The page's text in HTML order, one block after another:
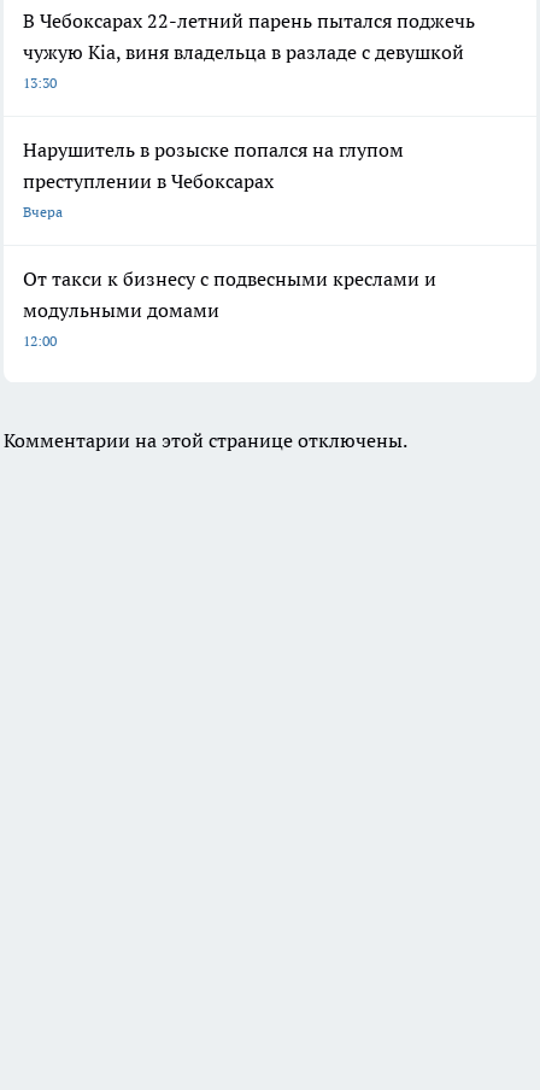
В Чебоксарах 22-летний парень пытался поджечь
чужую Kia, виня владельца в разладе с девушкой
13:30
Нарушитель в розыске попался на глупом
преступлении в Чебоксарах
Вчера
От такси к бизнесу с подвесными креслами и
модульными домами
12:00
Комментарии на этой странице отключены.